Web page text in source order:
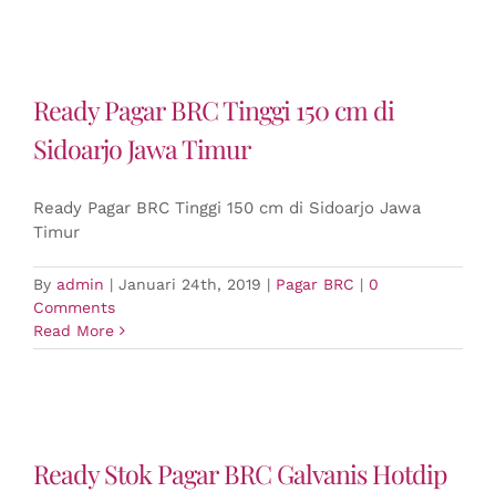
Ready Pagar BRC Tinggi 150 cm di
Sidoarjo Jawa Timur
Ready Pagar BRC Tinggi 150 cm di Sidoarjo Jawa
Timur
By admin | Januari 24th, 2019 | Pagar BRC | 0
Comments
Read More
Ready Stok Pagar BRC Galvanis Hotdip